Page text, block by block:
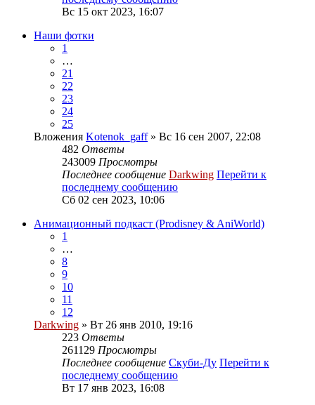
Вс 15 окт 2023, 16:07
Наши фотки
1
…
21
22
23
24
25
Вложения Kotenok_gaff» Вс 16 сен 2007, 22:08
482 Ответы
243009 Просмотры
Последнее сообщение Darkwing Перейти к
последнему сообщению
Сб 02 сен 2023, 10:06
Анимационный подкаст (Prodisney & AniWorld)
1
…
8
9
10
11
12
Darkwing » Вт 26 янв 2010, 19:16
223 Ответы
261129 Просмотры
Последнее сообщение Скуби-Ду Перейти к
последнему сообщению
Вт 17 янв 2023, 16:08